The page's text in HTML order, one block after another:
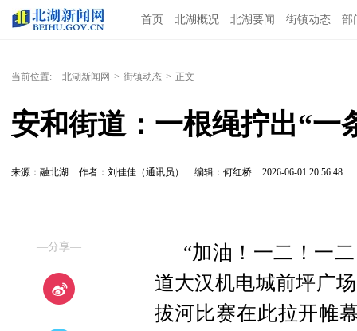
首页 北湖概况 北湖要闻 街镇动态 部
当前位置: 北湖新闻网 > 街镇动态 > 正文
安和街道：一根绳拧出“一
来源：融北湖 作者：刘佳佳（通讯员） 编辑：何红桥 2026-06-01 20:56:48
—分享—
“加油！一二！一
道大汉机电城前坪广
拔河比赛在此拉开帷